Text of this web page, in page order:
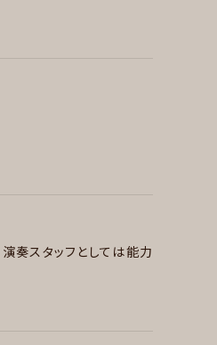
勉強中です。 ペダルス
, ハウス/テクノ
健一, SHERBETS,
等分の花嫁/薬屋のひと
奏スタッフとしては能力